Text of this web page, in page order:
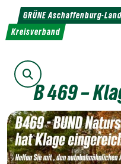
Weiter
zum
Inhalt
GRÜNE Aschaffenburg-Land
Kreisverband
Suche
B 469 –